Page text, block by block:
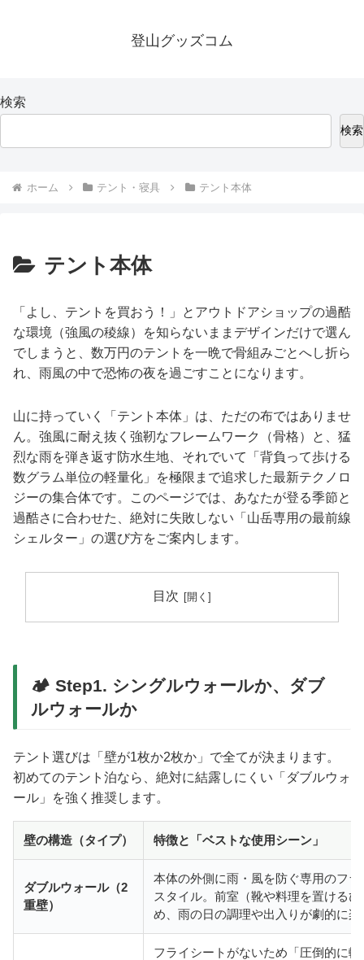
登山グッズコム
検索
検索
ホーム テント・寝具 テント本体
テント本体
「よし、テントを買おう！」とアウトドアショップの過酷
な環境（強風の稜線）を知らないままデザインだけで選ん
でしまうと、数万円のテントを一晩で骨組みごとへし折ら
れ、雨風の中で恐怖の夜を過ごすことになります。
山に持っていく「テント本体」は、ただの布ではありませ
ん。強風に耐え抜く強靭なフレームワーク（骨格）と、猛
烈な雨を弾き返す防水生地、それでいて「背負って歩ける
数グラム単位の軽量化」を極限まで追求した最新テクノロ
ジーの集合体です。このページでは、あなたが登る季節と
過酷さに合わせた、絶対に失敗しない「山岳専用の最前線
シェルター」の選び方をご案内します。
目次
🏕️ Step1. シングルウォールか、ダブ
ルウォールか
テント選びは「壁が1枚か2枚か」で全てが決まります。
初めてのテント泊なら、絶対に結露しにくい「ダブルウォ
ール」を強く推奨します。
壁の構造（タイプ） 特徴と「ベストな使用シーン」
ダブルウォール（2
重壁）
本体の外側に雨・風を防ぐ専用のフ
スタイル。前室（靴や料理を置ける
め、雨の日の調理や出入りが劇的に
フライシートがないため「圧倒的に